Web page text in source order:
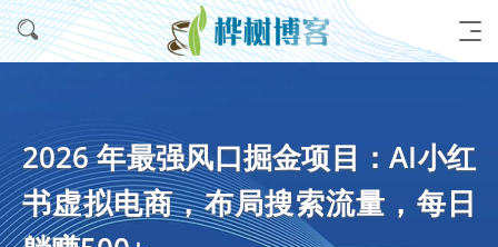
2026 年最强风口掘金项目：AI小红
书虚拟电商，布局搜索流量，每日